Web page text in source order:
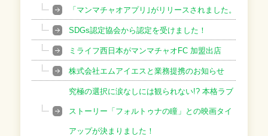
「マンマチャオアプリ｣がリリースされました。
SDGs認定協会から認定を受けました！
ミライフ西日本がマンマチャオFC 加盟出店
株式会社エムアイエスと業務提携のお知らせ
究極の選択に涙なしには観られない!? 本格ラブ
ストーリー「フォルトゥナの瞳」との映画タイ
アップが決まりました！